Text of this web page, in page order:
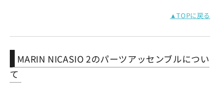
▲TOPに戻る
MARIN NICASIO 2のパーツアッセンブルについ
て